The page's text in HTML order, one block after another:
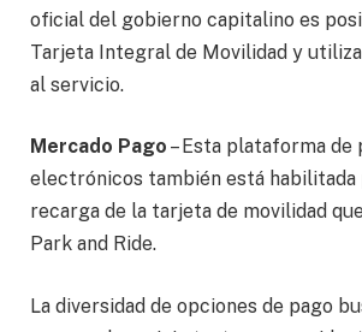
oficial del gobierno capitalino es
Tarjeta Integral de Movilidad y
al servicio.
Mercado Pago – Esta plataforma de
electrónicos también está habilitada
recarga de la tarjeta de movilidad
Park and Ride.
La diversidad de opciones de pago